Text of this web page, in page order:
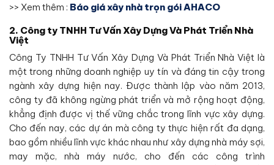
>> Xem thêm : Báo giá xây nhà trọn gói AHACO
2. Công ty TNHH Tư Vấn Xây Dựng Và Phát Triển Nhà
Việt
Công Ty TNHH Tư Vấn Xây Dựng Và Phát Triển Nhà Việt là
một trong những doanh nghiệp uy tín và đáng tin cậy trong
ngành xây dựng hiện nay. Được thành lập vào năm 2013,
công ty đã không ngừng phát triển và mở rộng hoạt động,
khẳng định được vị thế vững chắc trong lĩnh vực xây dựng.
Cho đến nay, các dự án mà công ty thực hiện rất đa dạng,
bao gồm nhiều lĩnh vực khác nhau như xây dựng nhà máy sợi,
may mặc, nhà máy nước, cho đến các công trình